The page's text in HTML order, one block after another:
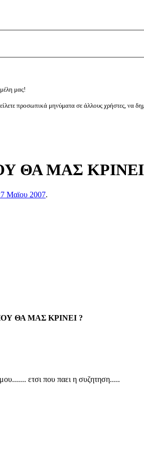
μας!
προσωπικά μηνύματα σε άλλους χρήστες,
ΘΑ ΜΑΣ ΚΡΙΝΕΙ
Μαϊου 2007.
ΘΑ ΜΑΣ ΚΡΙΝΕΙ ?
ετσι που παει η συζητηση.....